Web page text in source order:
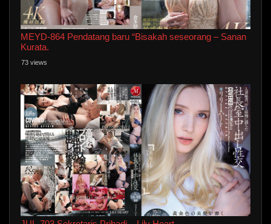
MEYD-864 Pendatang baru “Bisakah seseorang – Sanan
Kurata.
73 views